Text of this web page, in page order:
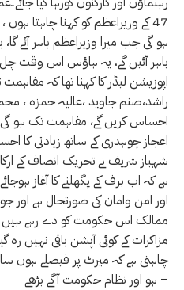
47 کے وزیراعظم کو کہنا چاہتا
ہو گی جب میرا وزیراعظم باہر آئے
باہر آئیں گے، یہ ہاؤس اس وقت چل
اپوزیشن لیڈر کا کہنا تھا کہ
راشد،صنم جاوید ،عالیہ حمزہ ،
احساس کریں گے، مفاہمت تک ہو
اعجاز چوہدری کے ساتھ زیادتی کا
شہباز شریف نے تحریک انصاف کے
ہے کہ اب برف کے پگھلنے کا آغاز
اور امن وامان کی صورتحال ہے
ممالک اس حکومت کو دے رہے
مزاکرات کے کوئی آپشن باقی نہیں رہ
چاہتی ہے کہ میرٹ پر فیصلے ہوں
ہو اور نظام حکومت آگے بڑھے –